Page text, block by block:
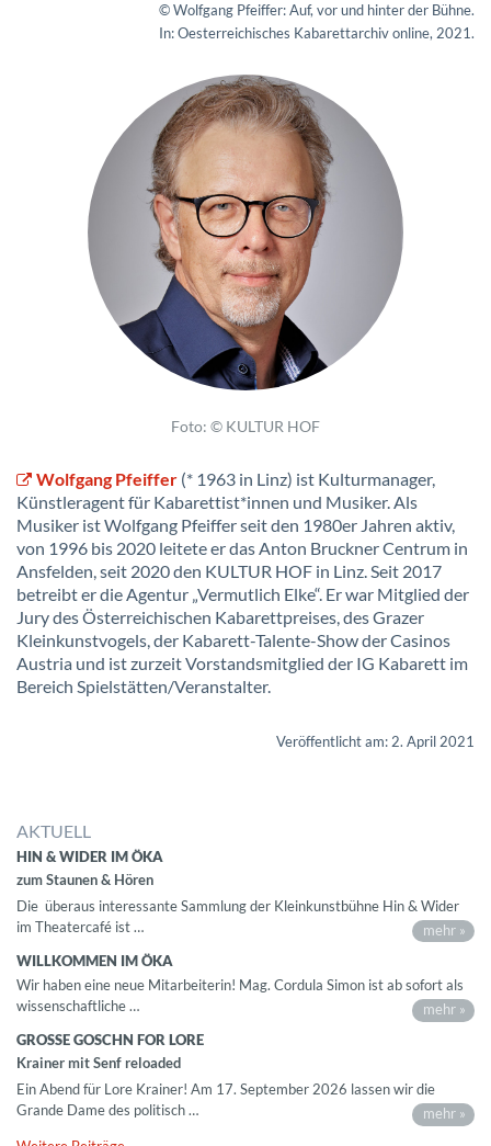
© Wolfgang Pfeiffer:Auf, vor und hinter der Bühne.
In: Oesterreichisches Kabarettarchiv online, 2021.
Foto: © KULTUR HOF
Wolfgang Pfeiffer(* 1963 in Linz) ist Kulturmanager,
Künstleragent für Kabarettist*innen und Musiker. Als
Musiker ist Wolfgang Pfeiffer seit den 1980er Jahren aktiv,
von 1996 bis 2020 leitete er das Anton Bruckner Centrum in
Ansfelden, seit 2020 den KULTUR HOF in Linz. Seit 2017
betreibt er die Agentur „Vermutlich Elke“. Er war Mitglied der
Jury des Österreichischen Kabarettpreises, des Grazer
Kleinkunstvogels, der Kabarett-Talente-Show der Casinos
Austria und ist zurzeit Vorstandsmitglied der IG Kabarett im
Bereich Spielstätten/Veranstalter.
Veröffentlicht am: 2. April 2021
AKTUELL
HIN & WIDER IM ÖKA
zum Staunen & Hören
Die überaus interessante Sammlung der Kleinkunstbühne Hin & Wider
im Theatercafé ist …
mehr »
WILLKOMMEN IM ÖKA
Wir haben eine neue Mitarbeiterin! Mag. Cordula Simon ist ab sofort als
wissenschaftliche …
mehr »
GROSSE GOSCHN FOR LORE
Krainer mit Senf reloaded
Ein Abend für Lore Krainer! Am 17. September 2026 lassen wir die
Grande Dame des politisch …
mehr »